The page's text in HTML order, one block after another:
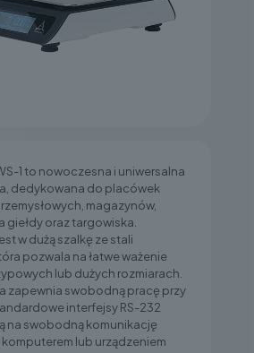
1 to nowoczesna i uniwersalna
dedykowana do placówek
magazynów,
giełdy oraz targowiska.
w dużą szalkę ze stali
pozwala na łatwe ważenie
lub dużych rozmiarach.
zapewnia swobodną pracę przy
interfejsy RS-232
na swobodną komunikację
komputerem lub urządzeniem